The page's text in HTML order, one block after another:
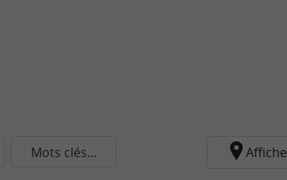
Mots clés...